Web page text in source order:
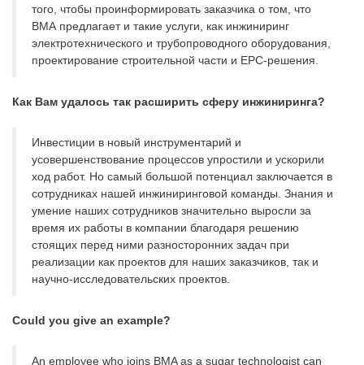
того, чтобы проинформировать заказчика о том, что
ВМА предлагает и такие услуги, как инжиниринг
электротехнического и трубопроводного оборудования,
проектирование строительной части и EPC-решения.
Как Вам удалось так расширить сферу инжиниринга?
Инвестиции в новый инструментарий и
усовершенствование процессов упростили и ускорили
ход работ. Но самый большой потенциал заключается в
сотрудниках нашей инжиниринговой команды. Знания и
умение наших сотрудников значительно выросли за
время их работы в компании благодаря решению
стоящих перед ними разносторонних задач при
реализации как проектов для наших заказчиков, так и
научно-исследовательских проектов.
Could you give an example?
An employee who joins BMA as a sugar technologist can